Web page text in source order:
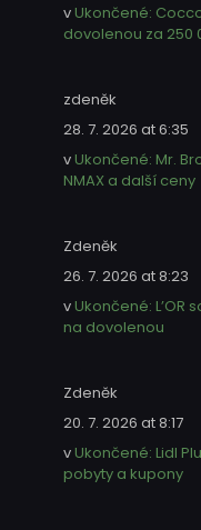
v Ukončené:
dovolenou za 250
zdeněk
28. 7. 2026 at 6:35
v Ukončené: Mr.
NMAX a další ceny
Zdeněk
26. 7. 2026 at 8:23
v Ukončené: L’OR
na dovolenou
Zdeněk
20. 7. 2026 at 8:17
v Ukončené: Lidl
pobyty a kupony